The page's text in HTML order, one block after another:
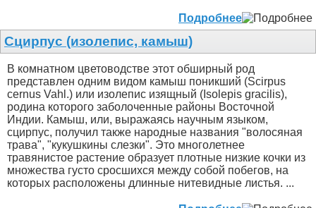
Подробнее
Сцирпус (изолепис, камыш)
В комнатном цветоводстве этот обширный род
представлен одним видом камыш поникший (Scirpus
сеrnus Vahl.) или изолепис изящный (Isolepis gracilis),
родина которого заболоченные районы Восточной
Индии. Камыш, или, выражаясь научным языком,
сцирпус, получил также народные названия "волосяная
трава", "кукушкины слезки". Это многолетнее
травянистое растение образует плотные низкие кочки из
множества густо сросшихся между собой побегов, на
которых расположены длинные нитевидные листья. ...